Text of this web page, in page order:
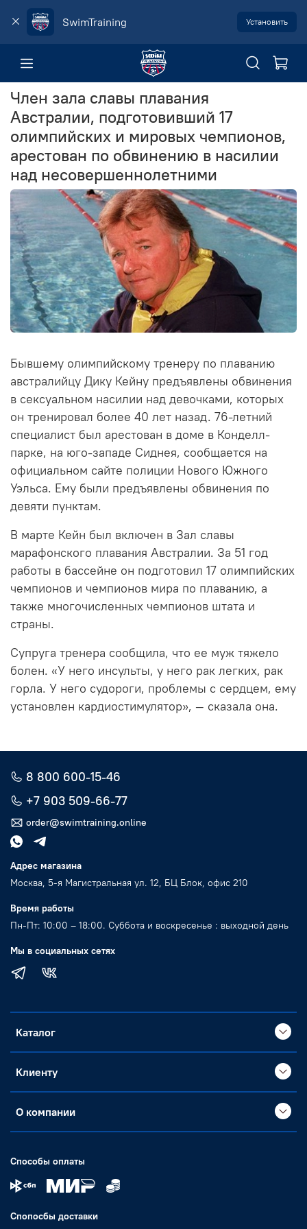
SwimTraining Установить
Член зала славы плавания
Австралии, подготовивший 17
олимпийских и мировых чемпионов,
арестован по обвинению в насилии
над несовершеннолетними
Бывшему олимпийскому тренеру по плаванию
австралийцу Дику Кейну предъявлены обвинения
в сексуальном насилии над девочками, которых
он тренировал более 40 лет назад. 76-летний
специалист был арестован в доме в Конделл-
парке, на юго-западе Сиднея, сообщается на
официальном сайте полиции Нового Южного
Уэльса. Ему были предъявлены обвинения по
девяти пунктам.
В марте Кейн был включен в Зал славы
марафонского плавания Австралии. За 51 год
работы в бассейне он подготовил 17 олимпийских
чемпионов и чемпионов мира по плаванию, а
также многочисленных чемпионов штата и
страны.
Супруга тренера сообщила, что ее муж тяжело
болен. «У него инсульты, у него рак легких, рак
горла. У него судороги, проблемы с сердцем, ему
установлен кардиостимулятор», — сказала она.
8 800 600-15-46
+7 903 509-66-77
order@swimtraining.online
Адрес магазина
Москва, 5-я Магистральная ул. 12, БЦ Блок, офис 210
Время работы
Пн-Пт: 10:00 – 18:00. Суббота и воскресенье : выходной день
Мы в социальных сетях
Каталог
Клиенту
О компании
Способы оплаты
Спопосбы доставки